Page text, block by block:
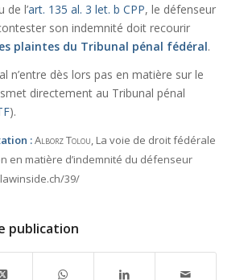
de l’art. 135 al. 3 let. b CPP, le défenseur
son indemnité doit recourir
plaintes du Tribunal pénal fédéral.
n’entre dès lors pas en matière sur le
directement au Tribunal pénal
).
:Alborz Tolou, La voie de droit fédérale
en matière d’indemnité du défenseur
39/
publication